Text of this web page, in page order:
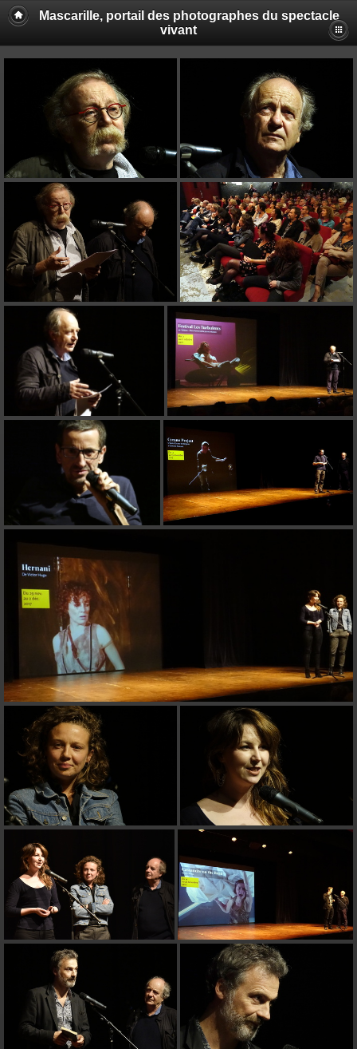
Mascarille, portail des photographes du spectacle
vivant